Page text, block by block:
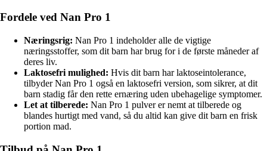
Fordele ved Nan Pro 1
Næringsrig: Nan Pro 1 indeholder alle de vigtige
næringsstoffer, som dit barn har brug for i de første måneder af
deres liv.
Laktosefri mulighed: Hvis dit barn har laktoseintolerance,
tilbyder Nan Pro 1 også en laktosefri version, som sikrer, at dit
barn stadig får den rette ernæring uden ubehagelige symptomer.
Let at tilberede: Nan Pro 1 pulver er nemt at tilberede og
blandes hurtigt med vand, så du altid kan give dit barn en frisk
portion mad.